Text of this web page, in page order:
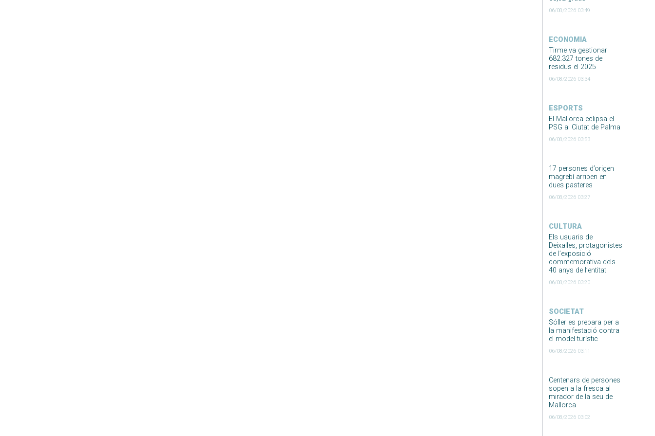
06/08/2026 03:49
ECONOMIA
Tirme va gestionar
682.327 tones de
residus el 2025
06/08/2026 03:34
ESPORTS
El Mallorca eclipsa el
PSG al Ciutat de Palma
06/08/2026 03:53
17 persones d’origen
magrebí arriben en
dues pasteres
06/08/2026 03:27
CULTURA
Els usuaris de
Deixalles, protagonistes
de l’exposició
commemorativa dels
40 anys de l’entitat
06/08/2026 03:20
SOCIETAT
Sóller es prepara per a
la manifestació contra
el model turístic
06/08/2026 03:11
Centenars de persones
sopen a la fresca al
mirador de la seu de
Mallorca
06/08/2026 03:02